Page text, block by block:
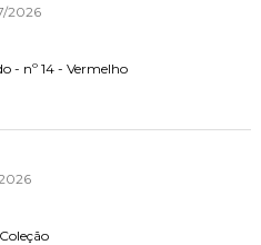
2026
- nº 14 - Vermelho